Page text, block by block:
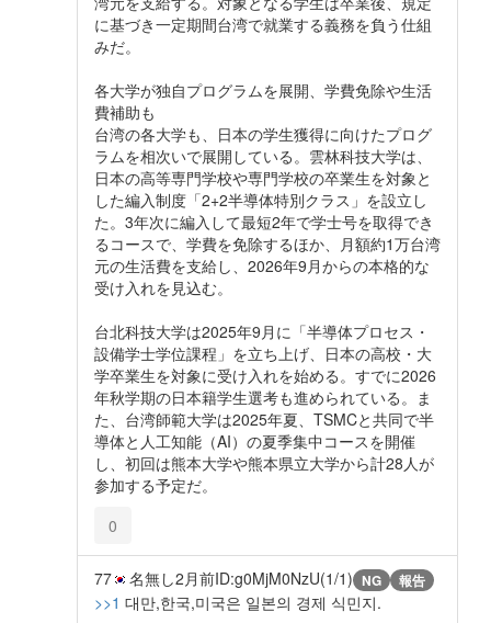
に基づき一定期間台湾で就業する義務を負う仕組
みだ。
各大学が独自プログラムを展開、学費免除や生活
費補助も
台湾の各大学も、日本の学生獲得に向けたプログ
ラムを相次いで展開している。雲林科技大学は、
日本の高等専門学校や専門学校の卒業生を対象と
した編入制度「2+2半導体特別クラス」を設立し
た。3年次に編入して最短2年で学士号を取得でき
るコースで、学費を免除するほか、月額約1万台湾
元の生活費を支給し、2026年9月からの本格的な
受け入れを見込む。
台北科技大学は2025年9月に「半導体プロセス・
設備学士学位課程」を立ち上げ、日本の高校・大
学卒業生を対象に受け入れを始める。すでに2026
年秋学期の日本籍学生選考も進められている。ま
た、台湾師範大学は2025年夏、TSMCと共同で半
導体と人工知能（AI）の夏季集中コースを開催
し、初回は熊本大学や熊本県立大学から計28人が
参加する予定だ。
0
77 名無し2月前ID:g0MjM0NzU(1/1) NG 報告
>>1 대만,한국,미국은 일본의 경제 식민지.